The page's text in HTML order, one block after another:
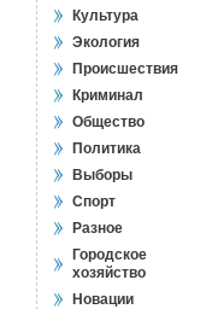
Культура
Экология
Происшествия
Криминал
Общество
Политика
Выборы
Спорт
Разное
Городское
хозяйство
Новации